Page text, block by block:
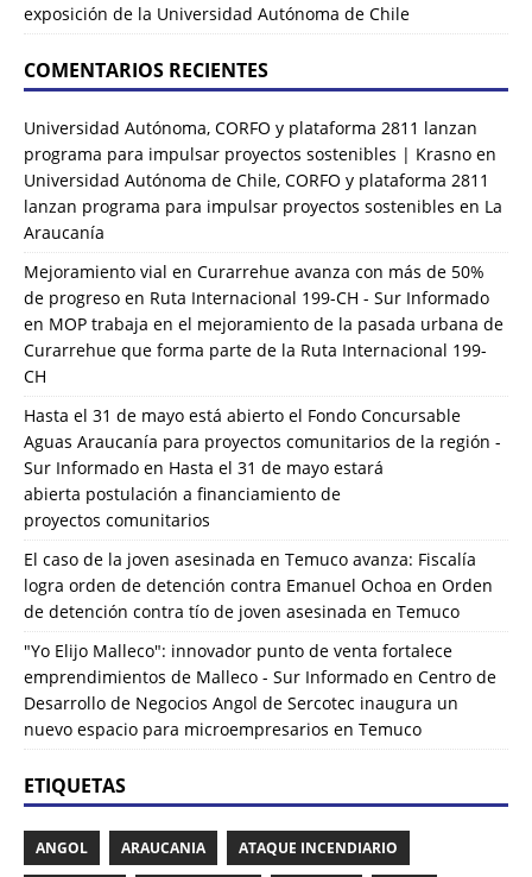
exposición de la Universidad Autónoma de Chile
COMENTARIOS RECIENTES
Universidad Autónoma, CORFO y plataforma 2811 lanzan
programa para impulsar proyectos sostenibles | Krasno en
Universidad Autónoma de Chile, CORFO y plataforma 2811
lanzan programa para impulsar proyectos sostenibles en La
Araucanía
Mejoramiento vial en Curarrehue avanza con más de 50%
de progreso en Ruta Internacional 199-CH - Sur Informado
en MOP trabaja en el mejoramiento de la pasada urbana de
Curarrehue que forma parte de la Ruta Internacional 199-
CH
Hasta el 31 de mayo está abierto el Fondo Concursable
Aguas Araucanía para proyectos comunitarios de la región -
Sur Informado en Hasta el 31 de mayo estará
abierta postulación a financiamiento de
proyectos comunitarios
El caso de la joven asesinada en Temuco avanza: Fiscalía
logra orden de detención contra Emanuel Ochoa en Orden
de detención contra tío de joven asesinada en Temuco
"Yo Elijo Malleco": innovador punto de venta fortalece
emprendimientos de Malleco - Sur Informado en Centro de
Desarrollo de Negocios Angol de Sercotec inaugura un
nuevo espacio para microempresarios en Temuco
ETIQUETAS
ANGOL ARAUCANIA ATAQUE INCENDIARIO